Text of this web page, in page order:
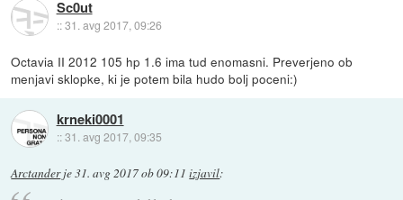
Sc0ut
::31. avg 2017, 09:26
Octavia II 2012 105 hp 1.6 ima tud enomasni. Preverjeno ob
menjavi sklopke, ki je potem bila hudo bolj poceni:)
krneki0001
::31. avg 2017, 09:35
Arctanderje31. avg 2017 ob 09:11 izjavil: